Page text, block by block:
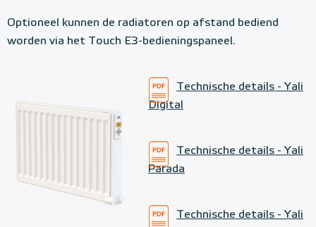
t
e
Optioneel kunnen de radiatoren op afstand bediend
worden via het Touch E3-bedieningspaneel.
Technische details - Yali
Digital
Technische details - Yali
Parada
Technische details - Yali